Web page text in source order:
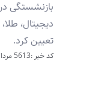
بازنشستگی
دیجیتال،
تعیین کرد.
کد خبر :5613 مرداد